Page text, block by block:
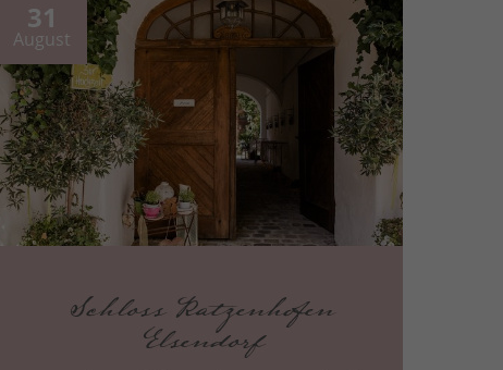
31
August
Schloss Ratzenhofen
Elsendorf